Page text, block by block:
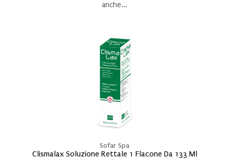
anche...
Sofar Spa
Clismalax Soluzione Rettale 1 Flacone Da 133 Ml